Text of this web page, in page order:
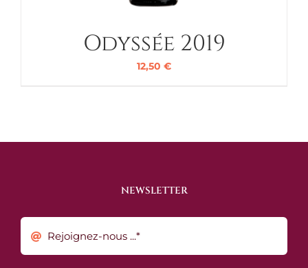
Odyssée 2019
12,50 €
NEWSLETTER